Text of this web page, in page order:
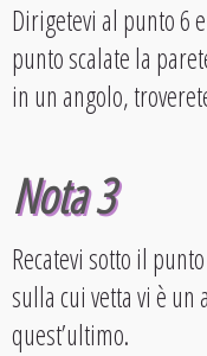
Dirigetevi al punto 6
punto scalate la
in un angolo,
Nota 3
Recatevi sotto il
sulla cui vetta vi è
quest’ultimo.